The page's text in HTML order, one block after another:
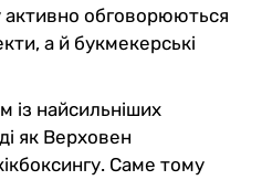
активно обговорюються
а й букмекерські
із найсильніших
як Верховен
Саме тому